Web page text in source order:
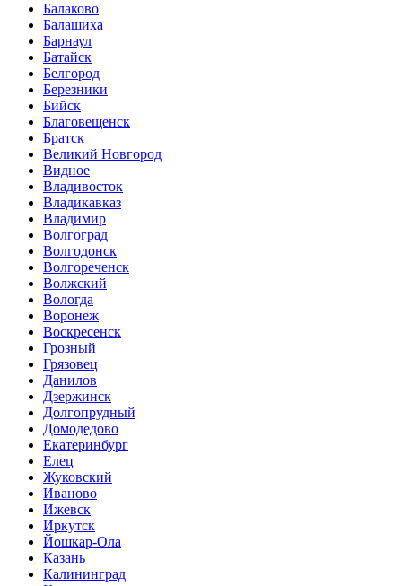
Балаково
Балашиха
Барнаул
Батайск
Белгород
Березники
Бийск
Благовещенск
Братск
Великий Новгород
Видное
Владивосток
Владикавказ
Владимир
Волгоград
Волгодонск
Волгореченск
Волжский
Вологда
Воронеж
Воскресенск
Грозный
Грязовец
Данилов
Дзержинск
Долгопрудный
Домодедово
Екатеринбург
Елец
Жуковский
Иваново
Ижевск
Иркутск
Йошкар-Ола
Казань
Калининград